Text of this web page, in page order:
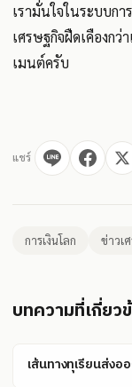
เรามั่นใจในระบบก
เศรษฐกิจฝืดเคืองก
เมนต์ครับ
แชร์
การเงินโลก ข่าวเ
บทความที่เกี่ยว
เส้นทางทุเรียนส่งอ